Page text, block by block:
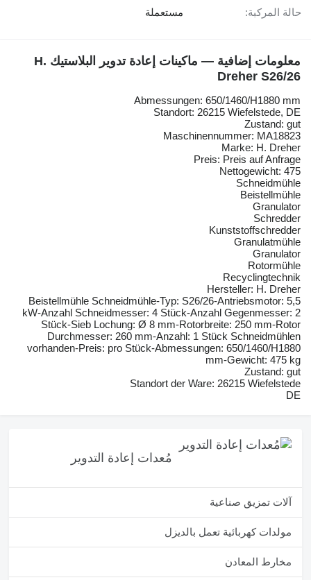
حالة المركبة: مستعملة
معلومات إضافية — ماكينات إعادة تدوير البلاستيك H.
Dreher S26/26
Abmessungen: 650/1460/H1880 mm
Standort: 26215 Wiefelstede, DE
Zustand: gut
Maschinennummer: MA18823
Marke: H. Dreher
Preis: Preis auf Anfrage
Nettogewicht: 475
Schneidmühle
Beistellmühle
Granulator
Schredder
Kunststoffschredder
Granulatmühle
Granulator
Rotormühle
Recyclingtechnik
Hersteller: H. Dreher
Beistellmühle Schneidmühle-Typ: S26/26-Antriebsmotor: 5,5
kW-Anzahl Schneidmesser: 4 Stück-Anzahl Gegenmesser: 2
Stück-Sieb Lochung: Ø 8 mm-Rotorbreite: 250 mm-Rotor
Durchmesser: 260 mm-Anzahl: 1 Stück Schneidmühlen
vorhanden-Preis: pro Stück-Abmessungen: 650/1460/H1880
mm-Gewicht: 475 kg
Zustand: gut
Standort der Ware: 26215 Wiefelstede
DE
مُعدات إعادة التدوير
آلات تمزيق صناعية
مولدات كهربائية تعمل بالديزل
مخارط المعادن